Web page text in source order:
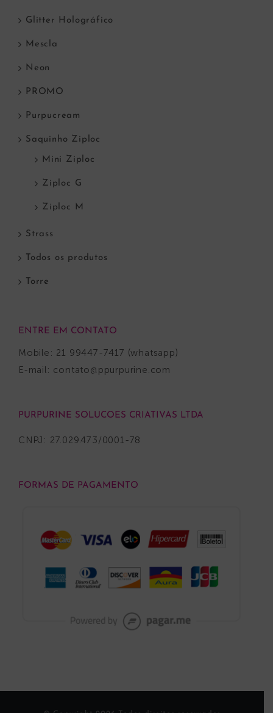
Glitter Holográfico
Mescla
Neon
PROMO
Purpucream
Saquinho Ziploc
Mini Ziploc
Ziploc G
Ziploc M
Strass
Todos os produtos
Torre
ENTRE EM CONTATO
Mobile: 21 99447-7417 (whatsapp)
E-mail: contato@ppurpurine.com
PURPURINE SOLUCOES CRIATIVAS LTDA
CNPJ: 27.029.473/0001-78
FORMAS DE PAGAMENTO